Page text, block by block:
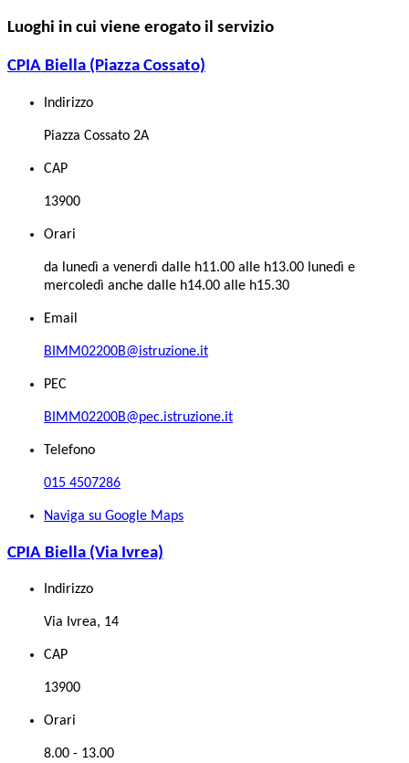
Luoghi in cui viene erogato il servizio
CPIA Biella (Piazza Cossato)
Indirizzo
Piazza Cossato 2A
CAP
13900
Orari
da lunedì a venerdì dalle h11.00 alle h13.00 lunedì e
mercoledì anche dalle h14.00 alle h15.30
Email
BIMM02200B@istruzione.it
PEC
BIMM02200B@pec.istruzione.it
Telefono
015 4507286
Naviga su Google Maps
CPIA Biella (Via Ivrea)
Indirizzo
Via Ivrea, 14
CAP
13900
Orari
8.00 - 13.00